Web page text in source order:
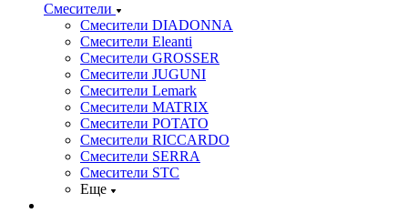
Смесители
Смесители DIADONNA
Смесители Eleanti
Смесители GROSSER
Смесители JUGUNI
Смесители Lemark
Смесители MATRIX
Смесители POTATO
Смесители RICCARDO
Смесители SERRA
Смесители STC
Еще